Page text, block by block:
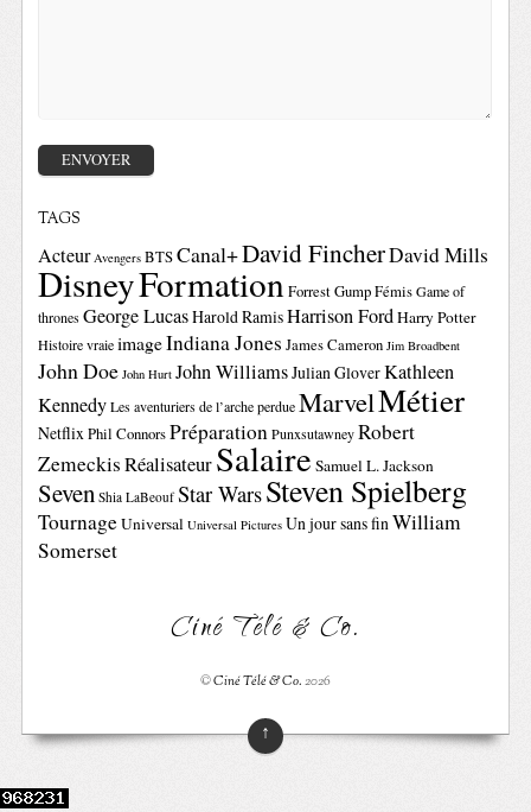
TAGS
Acteur Avengers BTSCanal+David FincherDavid Mills
DisneyFormationForrest GumpFémis Game of
thrones George LucasHarold RamisHarrison FordHarry Potter
Histoire vraie imageIndiana Jones James Cameron Jim Broadbent
John Doe John Hurt John WilliamsJulian GloverKathleen
Kennedy Les aventuriers de l’arche perdue MarvelMétier
NetflixPhil ConnorsPréparation Punxsutawney Robert
ZemeckisRéalisateurSalaire Samuel L. Jackson
Seven Shia LaBeouf Star WarsSteven Spielberg
TournageUniversal Universal Pictures Un jour sans finWilliam
Somerset
Ciné Télé & Co.
©Ciné Télé & Co.2026
↑